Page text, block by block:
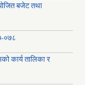
बजेट तथा
०७८
कार्य तालिका र